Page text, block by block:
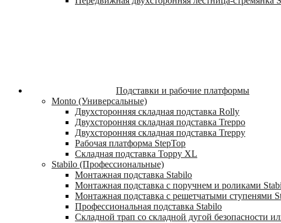
Подставки и рабочие платформы
Monto (Универсальные)
Двухсторонняя складная подставка Rolly
Двухсторонняя складная подставка Treppo
Двухсторонняя складная подставка Treppy
Рабочая платформа StepTop
Складная подставка Toppy XL
Stabilo (Профессиональные)
Монтажная подставка Stabilo
Монтажная подставка с поручнем и роликами
Монтажная подставка с решетчатыми ступенями
Профессиональная подставка Stabilo
Складной трап со складной дугой безопасности